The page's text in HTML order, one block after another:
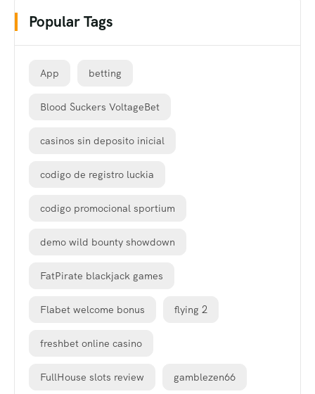
Popular Tags
App betting
Blood Suckers VoltageBet
casinos sin deposito inicial
codigo de registro luckia
codigo promocional sportium
demo wild bounty showdown
FatPirate blackjack games
Flabet welcome bonus flying 2
freshbet online casino
FullHouse slots review gamblezen66